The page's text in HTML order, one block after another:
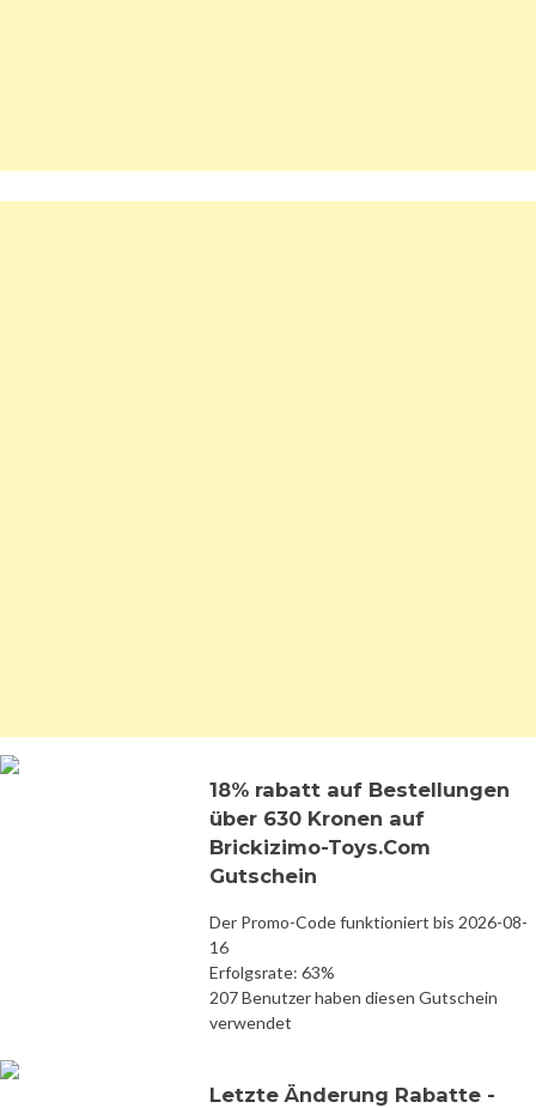
18% rabatt auf Bestellungen
über 630 Kronen auf
Brickizimo-Toys.Com
Gutschein
Der Promo-Code funktioniert bis 2026-08-
16
Erfolgsrate: 63%
207 Benutzer haben diesen Gutschein
verwendet
Letzte Änderung Rabatte -